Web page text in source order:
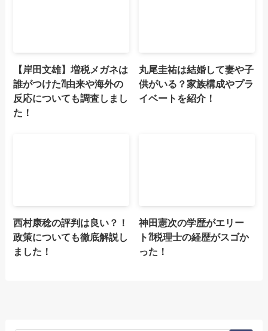
【岸田文雄】増税メガネは
誰がつけた⁈由来や海外の
反応についても調査しまし
た！
丸尾圭祐は結婚して妻や子
供がいる？家族構成やプラ
イベートを紹介！
西村康稔の評判は良い？！
政策についても徹底解説し
ました！
神田憲次の学歴がエリー
ト⁈税理士の経歴がスゴか
った！